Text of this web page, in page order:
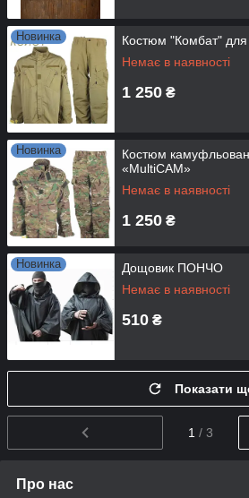
Новинка
Костюм "Комбат"
Немає в наявності
1 250 ₴
Новинка
Костюм
«MultiCAM»
Немає в наявності
1 250 ₴
Новинка
Дощовик ПОНЧО
Немає в наявності
510 ₴
Показати
1 / 3
Про нас